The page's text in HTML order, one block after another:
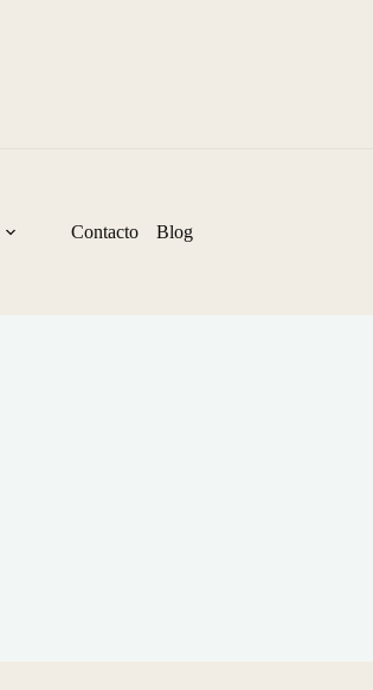
Contacto Blog